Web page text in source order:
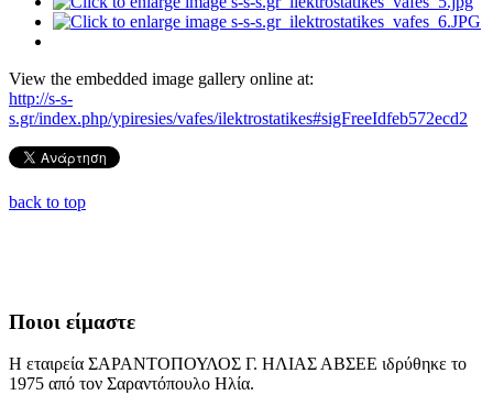
View the embedded image gallery online at:
http://s-s-
s.gr/index.php/ypiresies/vafes/ilektrostatikes#sigFreeIdfeb572ecd2
back to top
Ποιοι είμαστε
Η εταιρεία ΣΑΡΑΝΤΟΠΟΥΛΟΣ Γ. ΗΛΙΑΣ ΑΒΣΕΕ ιδρύθηκε το
1975 από τον Σαραντόπουλο Ηλία.